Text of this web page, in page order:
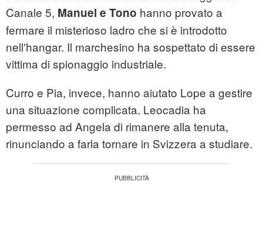
Canale 5, Manuel e Tono hanno provato a
fermare il misterioso ladro che si è introdotto
nell'hangar. Il marchesino ha sospettato di essere
vittima di spionaggio industriale.
Curro e Pia, invece, hanno aiutato Lope a gestire
una situazione complicata. Leocadia ha
permesso ad Angela di rimanere alla tenuta,
rinunciando a farla tornare in Svizzera a studiare.